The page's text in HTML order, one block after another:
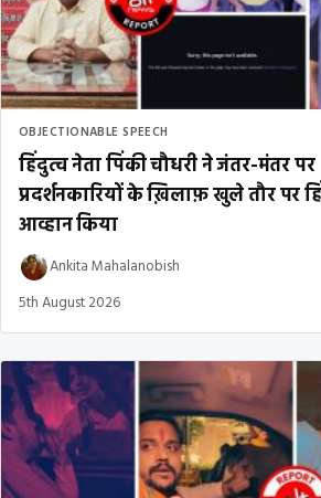
OBJECTIONABLE SPEECH
हिंदुत्व नेता पिंकी चौधरी ने जंतर-मंतर पर
प्रदर्शनकारियों के ख़िलाफ़ खुले तौर पर
आव्हान किया
Ankita Mahalanobish
5th August 2026